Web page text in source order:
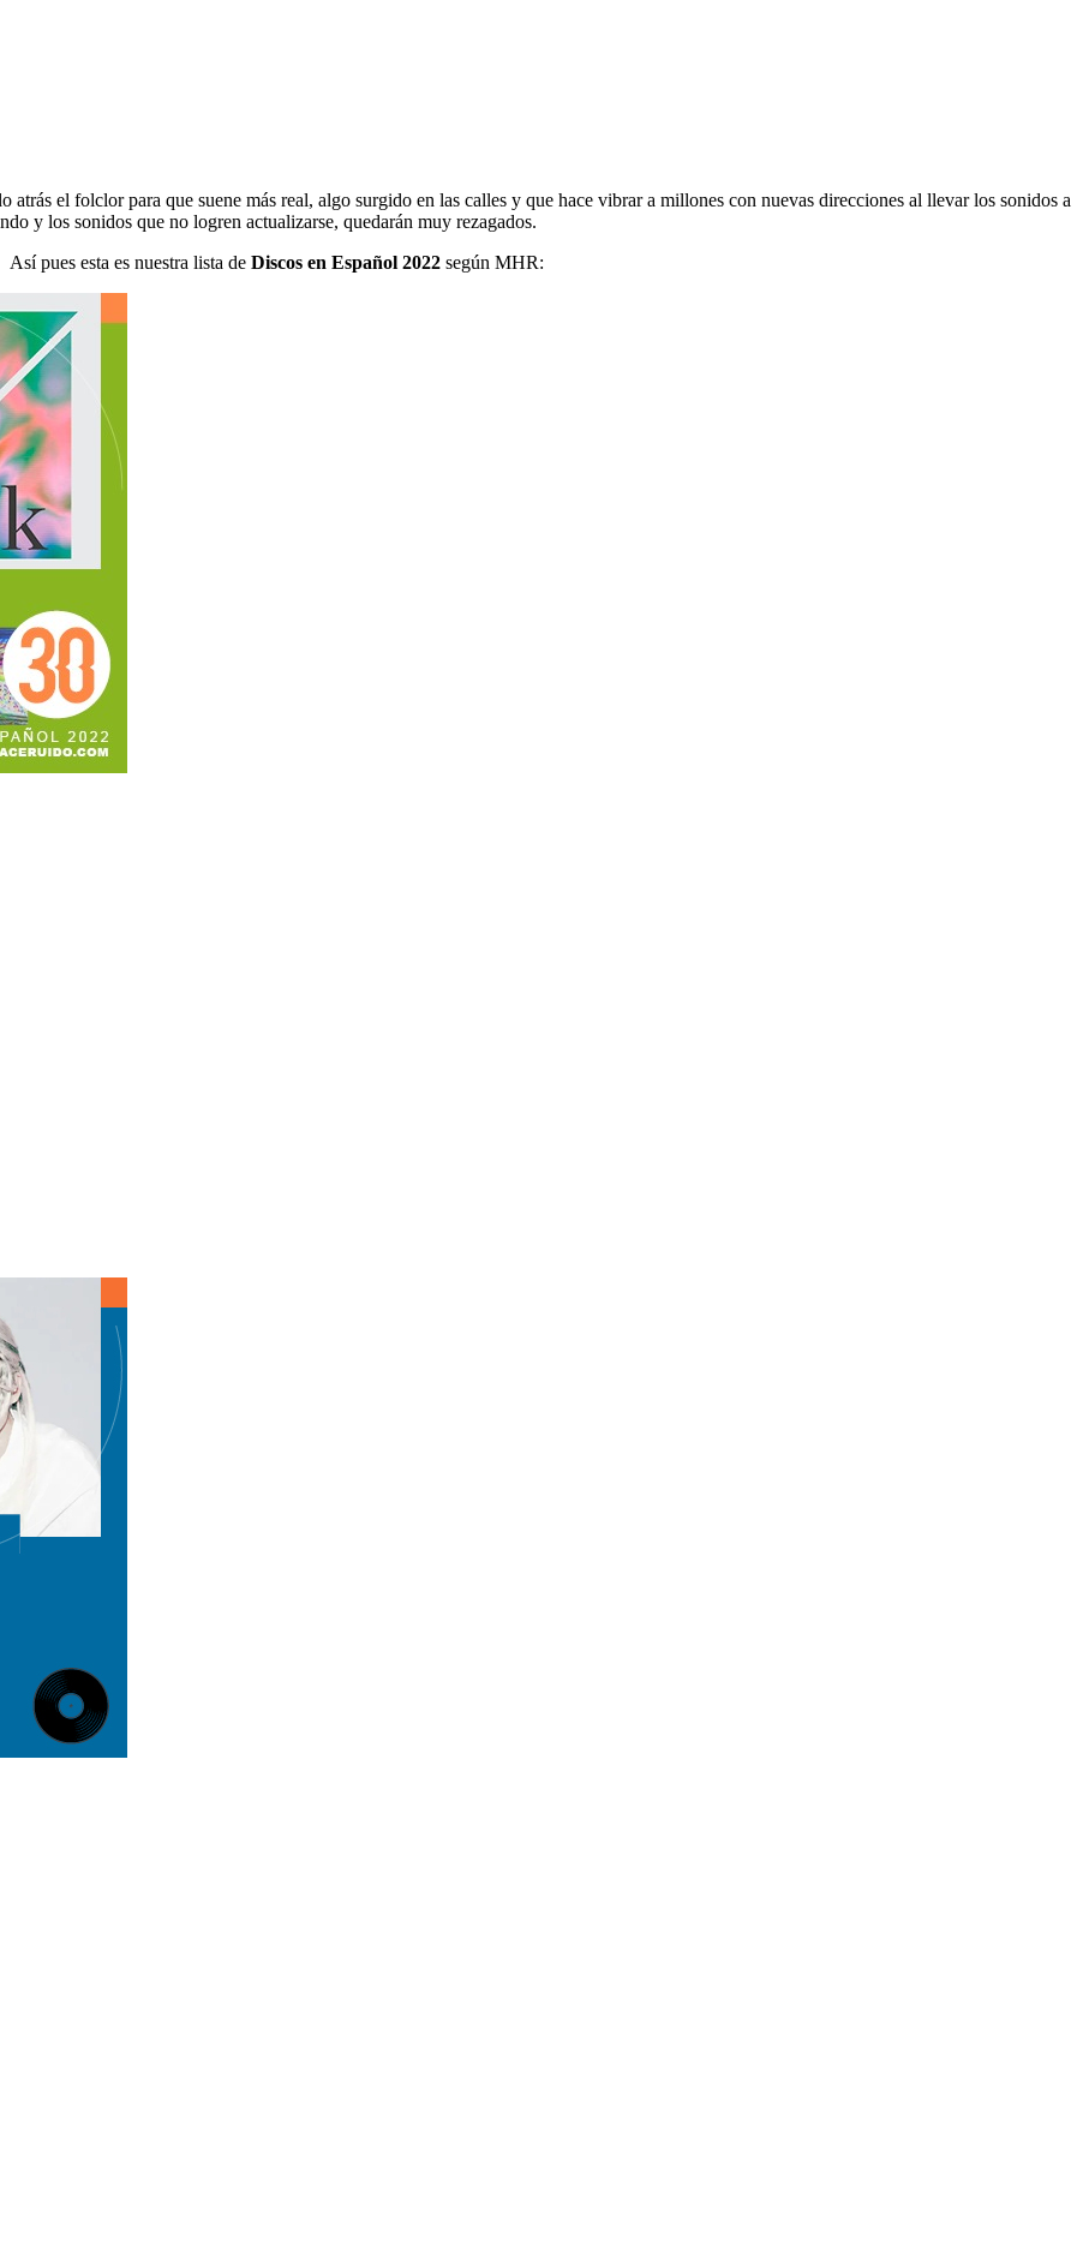
el folclor para que suene más real, algo surgido en las calles y que hace vibrar a millones con nuevas direcciones al llevar los sonidos a
y los sonidos que no logren actualizarse, quedarán muy rezagados.
Así pues esta es nuestra lista de Discos en Español 2022según MHR: